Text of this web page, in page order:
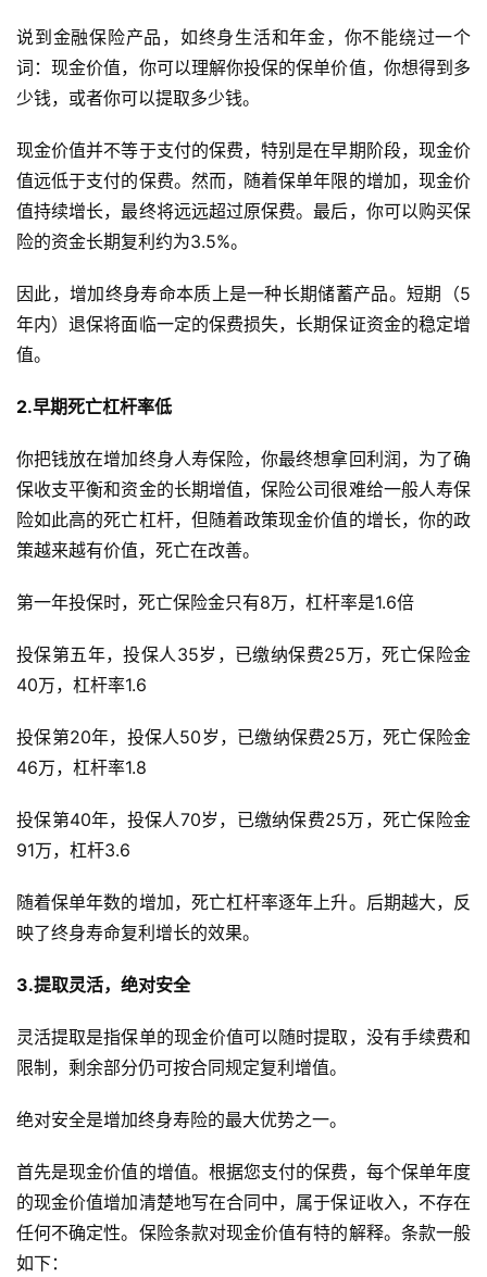
说到金融保险产品，如终身生活和年金，你不能绕过一个
词：现金价值，你可以理解你投保的保单价值，你想得到多
少钱，或者你可以提取多少钱。
现金价值并不等于支付的保费，特别是在早期阶段，现金价
值远低于支付的保费。然而，随着保单年限的增加，现金价
值持续增长，最终将远远超过原保费。最后，你可以购买保
险的资金长期复利约为3.5%。
因此，增加终身寿命本质上是一种长期储蓄产品。短期（5
年内）退保将面临一定的保费损失，长期保证资金的稳定增
值。
2.早期死亡杠杆率低
你把钱放在增加终身人寿保险，你最终想拿回利润，为了确
保收支平衡和资金的长期增值，保险公司很难给一般人寿保
险如此高的死亡杠杆，但随着政策现金价值的增长，你的政
策越来越有价值，死亡在改善。
第一年投保时，死亡保险金只有8万，杠杆率是1.6倍
投保第五年，投保人35岁，已缴纳保费25万，死亡保险金
40万，杠杆率1.6
投保第20年，投保人50岁，已缴纳保费25万，死亡保险金
46万，杠杆率1.8
投保第40年，投保人70岁，已缴纳保费25万，死亡保险金
91万，杠杆3.6
随着保单年数的增加，死亡杠杆率逐年上升。后期越大，反
映了终身寿命复利增长的效果。
3.提取灵活，绝对安全
灵活提取是指保单的现金价值可以随时提取，没有手续费和
限制，剩余部分仍可按合同规定复利增值。
绝对安全是增加终身寿险的最大优势之一。
首先是现金价值的增值。根据您支付的保费，每个保单年度
的现金价值增加清楚地写在合同中，属于保证收入，不存在
任何不确定性。保险条款对现金价值有特的解释。条款一般
如下：